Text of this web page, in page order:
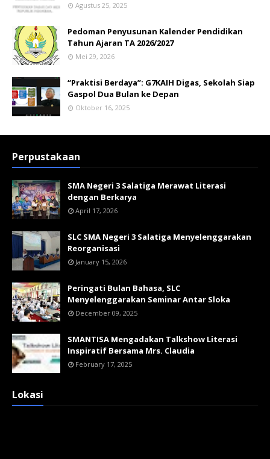
Agustus 25, 2025
Pedoman Penyusunan Kalender Pendidikan
Tahun Ajaran TA 2026/2027
Mei 29, 2026
“Praktisi Berdaya”: G7KAIH Digas, Sekolah Siap
Gaspol Dua Bulan ke Depan
Oktober 16, 2025
Perpustakaan
SMA Negeri 3 Salatiga Merawat Literasi
dengan Berkarya
April 17, 2026
SLC SMA Negeri 3 Salatiga Menyelenggarakan
Reorganisasi
January 15, 2026
Peringati Bulan Bahasa, SLC
Menyelenggarakan Seminar Antar Sloka
December 09, 2025
SMANTISA Mengadakan Talkshow Literasi
Inspiratif Bersama Mrs. Claudia
February 17, 2025
Lokasi